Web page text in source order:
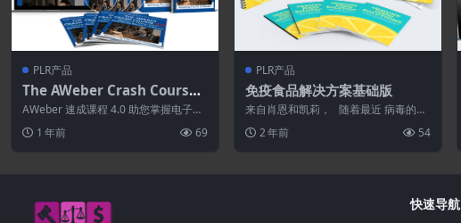
PLR产品
The AWeber Crash Course
4.0
AWeber 速成课程 4.0 助您掌握电子邮
件营销，它是一款功能强大的工具，
投...1 年前 69
PLR产品
免疫食品解决方案基础版
来自肖恩和凯莉， 随着最近 病毒的爆
发和健康状况的恶化 困扰着世界几乎每
个角...2 年前 54
快速导航